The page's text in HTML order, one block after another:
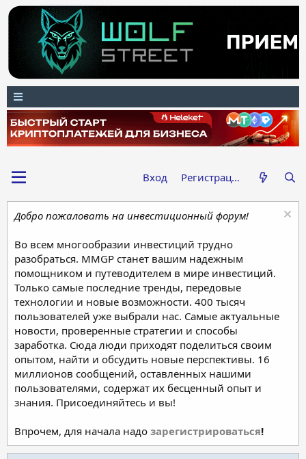
Вход Регистрация
Добро пожаловать на инвестиционный форум!
Во всем многообразии инвестиций трудно
разобраться. MMGP станет вашим надежным
помощником и путеводителем в мире инвестиций.
Только самые последние тренды, передовые
технологии и новые возможности. 400 тысяч
пользователей уже выбрали нас. Самые актуальные
новости, проверенные стратегии и способы
заработка. Сюда люди приходят поделиться своим
опытом, найти и обсудить новые перспективы. 16
миллионов сообщений, оставленных нашими
пользователями, содержат их бесценный опыт и
знания. Присоединяйтесь и вы!
Впрочем, для начала надо зарегистрироваться!